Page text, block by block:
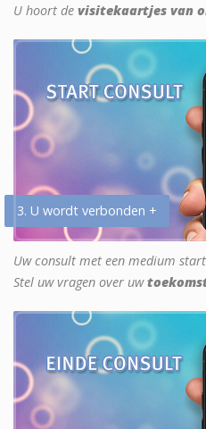
U hoort de visitekaartjes van
3. U wordt verbonden +
Uw consult met een medium
Stel uw vragen over uw